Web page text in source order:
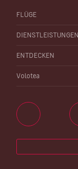
FLÜGE
DIENSTLEISTUNGEN
ENTDECKEN
Volotea